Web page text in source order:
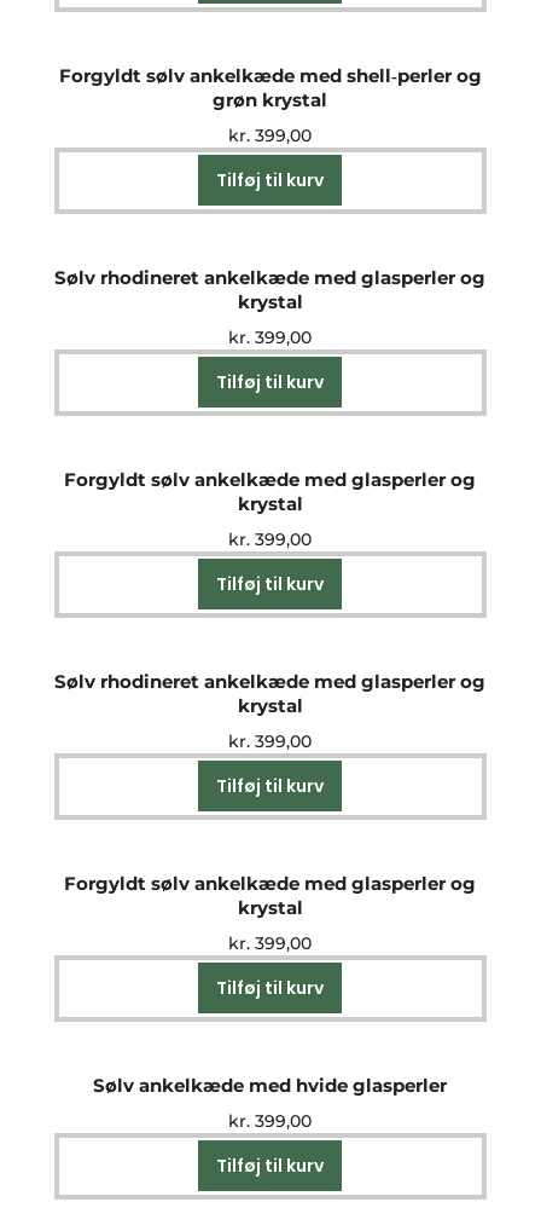
Forgyldt sølv ankelkæde med shell‑perler og
grøn krystal
kr. 399,00
Tilføj til kurv
Sølv rhodineret ankelkæde med glasperler og
krystal
kr. 399,00
Tilføj til kurv
Forgyldt sølv ankelkæde med glasperler og
krystal
kr. 399,00
Tilføj til kurv
Sølv rhodineret ankelkæde med glasperler og
krystal
kr. 399,00
Tilføj til kurv
Forgyldt sølv ankelkæde med glasperler og
krystal
kr. 399,00
Tilføj til kurv
Sølv ankelkæde med hvide glasperler
kr. 399,00
Tilføj til kurv